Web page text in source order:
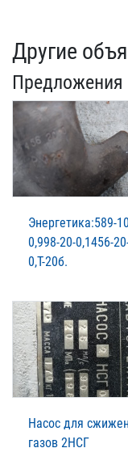
Другие
Предложения
Энергетика:589-
0,998-20-0,1456-
0,Т-20б.
Насос для
газов 2НСГ